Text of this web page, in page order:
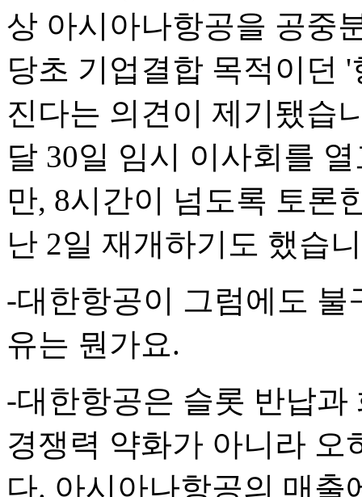
상 아시아나항공을 공중
당초 기업결합 목적이던
진다는 의견이 제기됐습
달 30일 임시 이사회를
만, 8시간이 넘도록 토론
난 2일 재개하기도 했습
-대한항공이 그럼에도
유는 뭔가요.
-대한항공은 슬롯 반납
경쟁력 약화가 아니라 오
다. 아시아나항공의 매출